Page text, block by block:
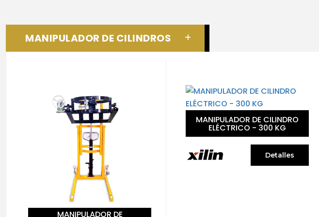
MANIPULADOR DE CILINDROS
MANIPULADOR DE
MANIPULADOR DE CILINDRO
ELÉCTRICO - 300 KG
Detalles